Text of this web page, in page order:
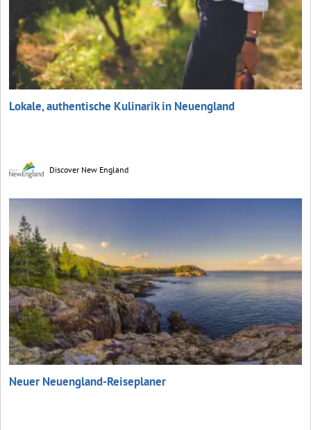
Lokale, authentische Kulinarik in Neuengland
Discover New England
Neuer Neuengland-Reiseplaner